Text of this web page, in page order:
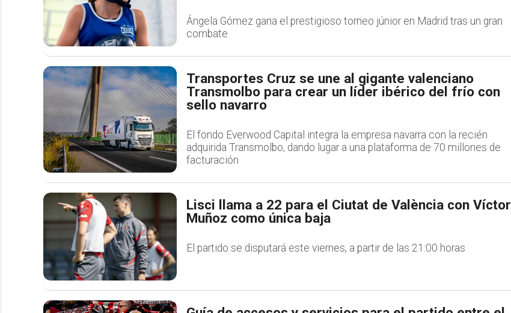
Ángela Gómez gana el prestigioso torneo júnior en Madrid tras un gran
combate
Transportes Cruz se une al gigante valenciano
Transmolbo para crear un líder ibérico del frío con
sello navarro
El fondo Everwood Capital integra la empresa navarra con la recién
adquirida Transmolbo, dando lugar a una plataforma de 70 millones de
facturación
Lisci llama a 22 para el Ciutat de València con Víctor
Muñoz como única baja
El partido se disputará este viernes, a partir de las 21:00 horas